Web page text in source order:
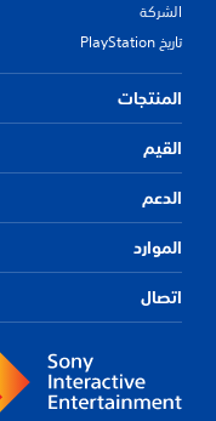
الشركة
تاريخ PlayStation
المنتجات
القيم
الدعم
الموارد
اتصال